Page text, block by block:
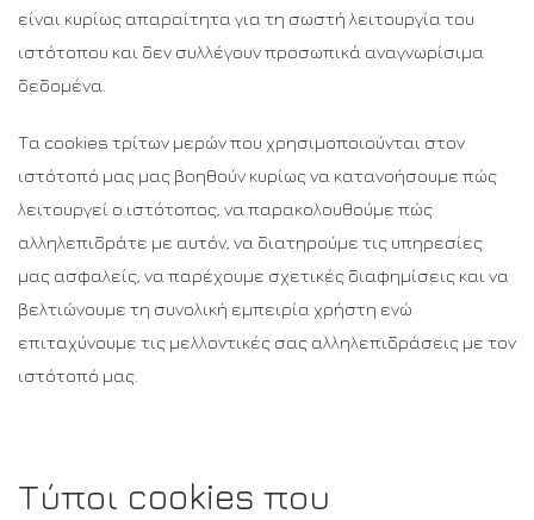
είναι κυρίως απαραίτητα για τη σωστή λειτουργία του
ιστότοπου και δεν συλλέγουν προσωπικά αναγνωρίσιμα
δεδομένα.
Τα cookies τρίτων μερών που χρησιμοποιούνται στον
ιστότοπό μας μας βοηθούν κυρίως να κατανοήσουμε πώς
λειτουργεί ο ιστότοπος, να παρακολουθούμε πώς
αλληλεπιδράτε με αυτόν, να διατηρούμε τις υπηρεσίες
μας ασφαλείς, να παρέχουμε σχετικές διαφημίσεις και να
βελτιώνουμε τη συνολική εμπειρία χρήστη ενώ
επιταχύνουμε τις μελλοντικές σας αλληλεπιδράσεις με τον
ιστότοπό μας.
Τύποι cookies που